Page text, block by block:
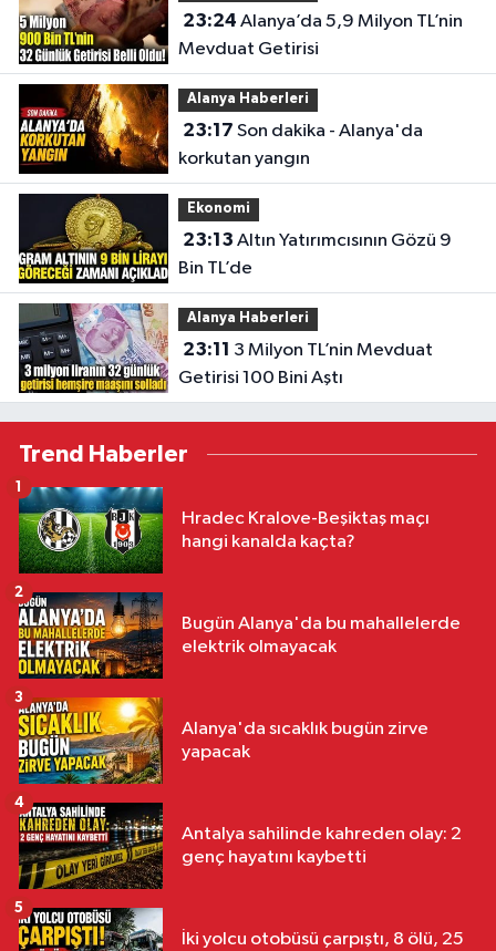
23:24
Mevduat Getirisi
Alanya Haberleri
23:17
korkutan yangın
Ekonomi
23:13
Bin TL’de
Alanya Haberleri
23:11
Getirisi 100 Bini Aştı
Trend Haberler
Hradec Kralove-Beşiktaş maçı
hangi kanalda kaçta?
1
Bugün Alanya'da bu mahallelerde
elektrik olmayacak
2
Alanya'da sıcaklık bugün zirve
yapacak
3
Antalya sahilinde kahreden olay: 2
genç hayatını kaybetti
4
İki yolcu otobüsü çarpıştı, 8 ölü, 25
5